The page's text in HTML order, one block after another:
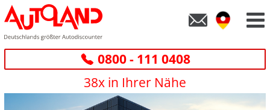
0800 - 111 0408
38x in Ihrer Nähe